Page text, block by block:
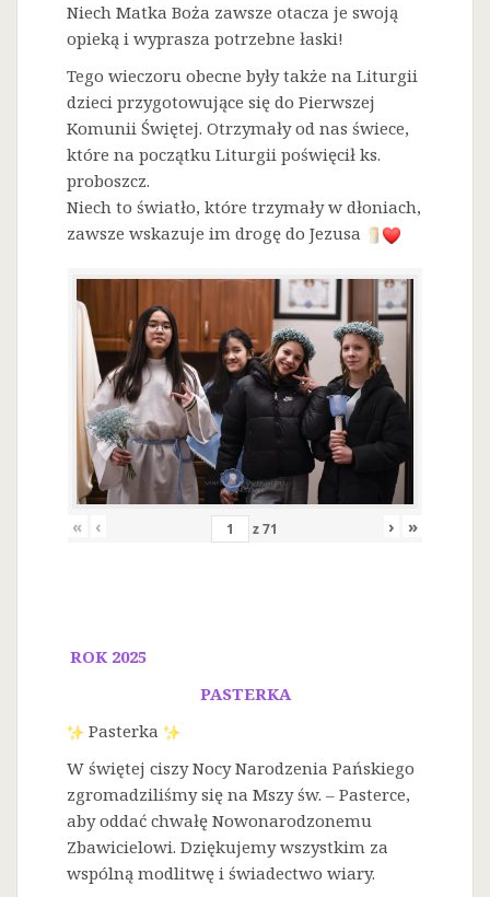
Niech Matka Boża zawsze otacza je swoją
opieką i wyprasza potrzebne łaski!
Tego wieczoru obecne były także na Liturgii
dzieci przygotowujące się do Pierwszej
Komunii Świętej. Otrzymały od nas świece,
które na początku Liturgii poświęcił ks.
proboszcz.
Niech to światło, które trzymały w dłoniach,
zawsze wskazuje im drogę do Jezusa
« ‹ z71 › »
ROK 2025
PASTERKA
Pasterka
W świętej ciszy Nocy Narodzenia Pańskiego
zgromadziliśmy się na Mszy św. – Pasterce,
aby oddać chwałę Nowonarodzonemu
Zbawicielowi. Dziękujemy wszystkim za
wspólną modlitwę i świadectwo wiary.